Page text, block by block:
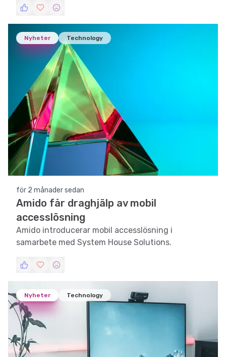
Nyheter Technology
för 2 månader sedan
Amido får draghjälp av mobil
accesslösning
Amido introducerar mobil accesslösning i
samarbete med System House Solutions.
Nyheter Technology